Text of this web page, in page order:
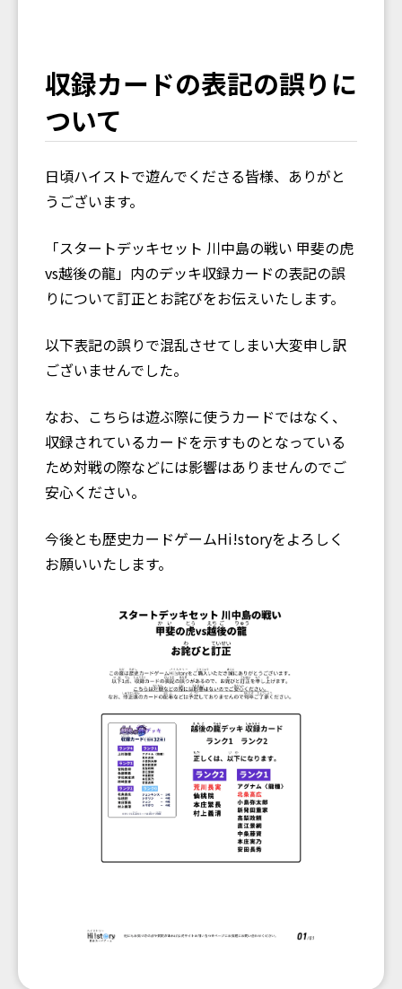
収録カードの表記の誤りに
ついて
日頃ハイストで遊んでくださる皆様、ありがと
うございます。
「スタートデッキセット 川中島の戦い 甲斐の虎
vs越後の龍」内のデッキ収録カードの表記の誤
りについて訂正とお詫びをお伝えいたします。
以下表記の誤りで混乱させてしまい大変申し訳
ございませんでした。
なお、こちらは遊ぶ際に使うカードではなく、
収録されているカードを示すものとなっている
ため対戦の際などには影響はありませんのでご
安心ください。
今後とも歴史カードゲームHi!storyをよろしく
お願いいたします。